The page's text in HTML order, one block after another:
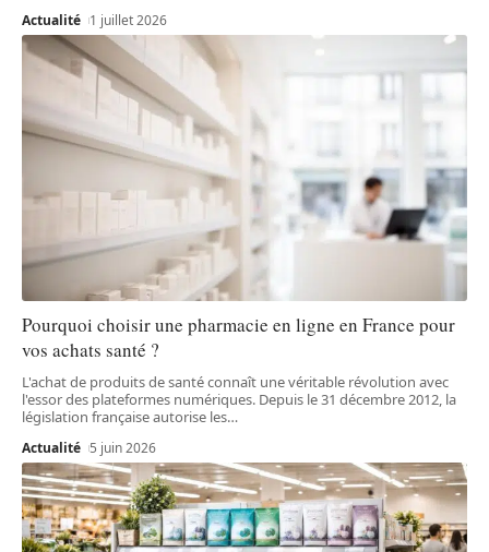
Actualité 1 juillet 2026
Pourquoi choisir une pharmacie en ligne en France pour
vos achats santé ?
L'achat de produits de santé connaît une véritable révolution avec
l'essor des plateformes numériques. Depuis le 31 décembre 2012, la
législation française autorise les…
Actualité 5 juin 2026